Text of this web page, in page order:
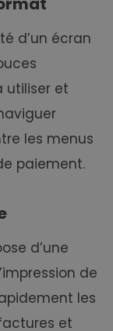
d’un écran
utiliser et
les menus
paiement.
d’une
de
les
et